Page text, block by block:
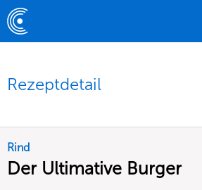
Rezeptdetail
Rind
Der Ultimative Burger